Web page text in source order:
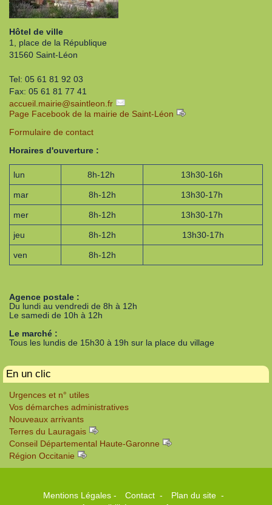
Hôtel de ville
1, place de la République
31560 Saint-Léon
Tel: 05 61 81 92 03
Fax: 05 61 81 77 41
accueil.mairie@saintleon.fr
Page Facebook de la mairie de Saint-Léon
Formulaire de contact
Horaires d'ouverture :
lun 8h-12h 13h30-16h
mar 8h-12h 13h30-17h
mer 8h-12h 13h30-17h
jeu 8h-12h 13h30-17h
ven 8h-12h
Agence postale :
Du lundi au vendredi de 8h à 12h
Le samedi de 10h à 12h
Le marché :
Tous les lundis de 15h30 à 19h sur la place du village
En un clic
Urgences et n° utiles
Vos démarches administratives
Nouveaux arrivants
Terres du Lauragais
Conseil Départemental Haute-Garonne
Région Occitanie
Mentions Légales- Contact - Plan du site -